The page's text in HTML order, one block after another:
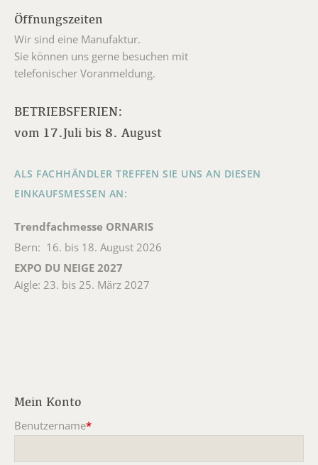
Öffnungszeiten
Wir sind eine Manufaktur.
Sie können uns gerne besuchen mit
telefonischer Voranmeldung.
BETRIEBSFERIEN:
vom 17.Juli bis 8. August
ALS FACHHÄNDLER TREFFEN SIE UNS AN DIESEN
EINKAUFSMESSEN AN:
Trendfachmesse ORNARIS
Bern: 16. bis 18. August 2026
EXPO DU NEIGE 2027
Aigle: 23. bis 25. März 2027
Mein Konto
Benutzername*